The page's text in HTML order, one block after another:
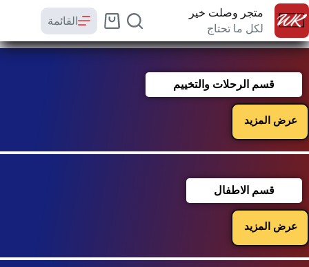
متجر وصلت خير
لكل ما تحتاج
القائمة
قسم الرحلات والتخييم
عرض المزيد
قسم الاطفال
عرض المزيد